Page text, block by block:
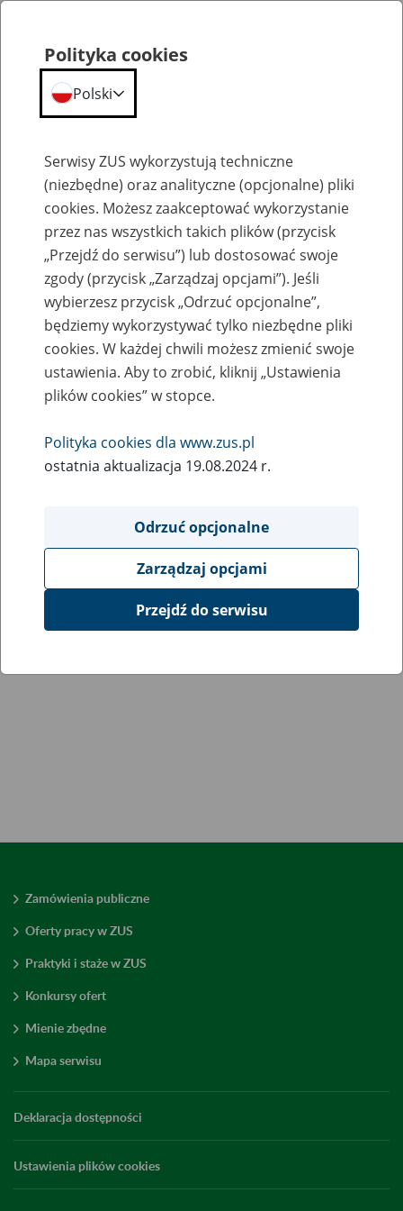
Przepraszamy,
podana strona nie została znaleziona.
Błąd 404
Przejdź do strony głównej
Zamówienia publiczne
Oferty pracy w ZUS
Praktyki i staże w ZUS
Konkursy ofert
Mienie zbędne
Mapa serwisu
Deklaracja dostępności
Ustawienia plików cookies
Polityka cookies
Polski
Serwisy ZUS wykorzystują techniczne
(niezbędne) oraz analityczne (opcjonalne) pliki
cookies. Możesz zaakceptować wykorzystanie
przez nas wszystkich takich plików (przycisk
„Przejdź do serwisu”) lub dostosować swoje
zgody (przycisk „Zarządzaj opcjami”). Jeśli
wybierzesz przycisk „Odrzuć opcjonalne”,
będziemy wykorzystywać tylko niezbędne pliki
cookies. W każdej chwili możesz zmienić swoje
ustawienia. Aby to zrobić, kliknij „Ustawienia
plików cookies” w stopce.
Polityka cookies dla www.zus.pl
ostatnia aktualizacja 19.08.2024 r.
Odrzuć opcjonalne
Zarządzaj opcjami
Przejdź do serwisu